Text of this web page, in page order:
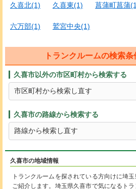
久喜北(1) 久喜東(1) 菖蒲町菖蒲
六万部(1) 鷲宮中央(1)
トランクルームの検索
久喜市以外の市区町村から検索する
久喜市の路線から検索する
久喜市の地域情報
トランクルームを探されている方向けに埼
ご紹介します。埼玉県久喜市で気になるト